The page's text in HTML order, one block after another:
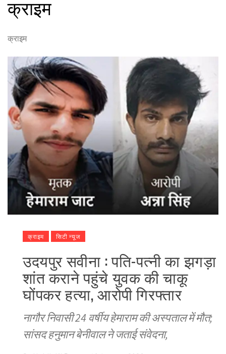
क्राइम
क्राइम
क्राइम सिटी न्यूज
उदयपुर सवीना : पति-पत्नी का झगड़ा
शांत कराने पहुंचे युवक की चाकू
घोंपकर हत्या, आरोपी गिरफ्तार
नागौर निवासी 24 वर्षीय हेमाराम की अस्पताल में मौत;
सांसद हनुमान बेनीवाल ने जताई संवेदना,